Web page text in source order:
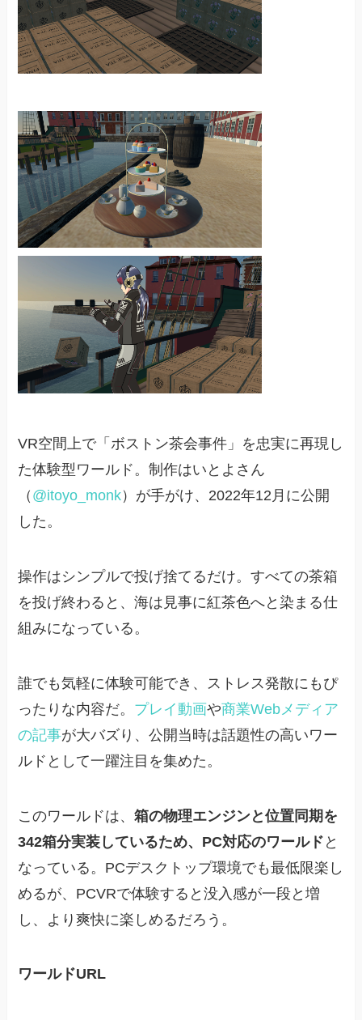
VR空間上で「ボストン茶会事件」を忠実に再現し
た体験型ワールド。制作はいとよさん
（ @itoyo_monk）が手がけ、2022年12月に公開
した。
操作はシンプルで投げ捨てるだけ。すべての茶箱
を投げ終わると、海は見事に紅茶色へと染まる仕
組みになっている。
誰でも気軽に体験可能でき、ストレス発散にもぴ
ったりな内容だ。 プレイ動画や商業Webメディア
の記事が大バズり、公開当時は話題性の高いワー
ルドとして一躍注目を集めた。
このワールドは、箱の物理エンジンと位置同期を
342箱分実装しているため、PC対応のワールド と
なっている。PCデスクトップ環境でも最低限楽し
めるが、PCVRで体験すると没入感が一段と増
し、より爽快に楽しめるだろう。
ワールドURL